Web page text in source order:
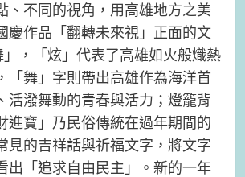
、不同的視角，用高雄地方之美
慶作品「翻轉未來視」正面的文
，「炫」代表了高雄如火般熾熱
「舞」字則帶出高雄作為海洋首
活潑舞動的青春與活力；燈籠背
進寶」乃民俗傳統在過年期間的
見的吉祥話與祈福文字，將文字
出「追求自由民主」。新的一年